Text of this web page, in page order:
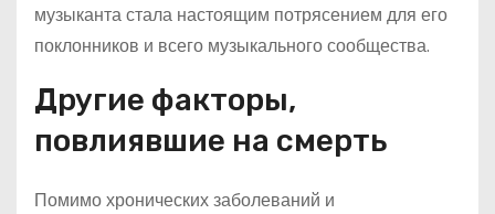
музыканта стала настоящим потрясением для его
поклонников и всего музыкального сообщества.
Другие факторы,
повлиявшие на смерть
Помимо хронических заболеваний и